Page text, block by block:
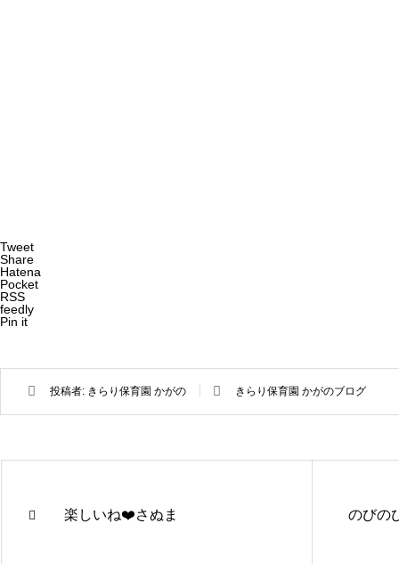
Tweet
Share
Hatena
Pocket
RSS
feedly
Pin it
投稿者: きらり保育園 かがの きらり保育園 かがのブログ
楽しいね❤️さぬま のびの